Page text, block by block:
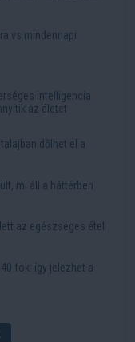
vs mindennapi
intelligencia
az életet
dőlhet el a
mi áll a háttérben
az egészséges étel
fok: így jelezhet a